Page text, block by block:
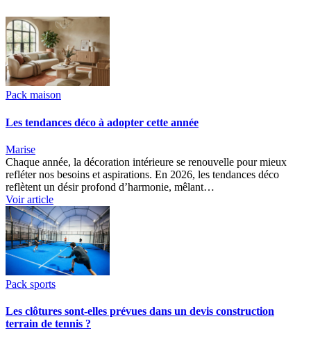
Pack maison
Les tendances déco à adopter cette année
Marise
Chaque année, la décoration intérieure se renouvelle pour mieux
refléter nos besoins et aspirations. En 2026, les tendances déco
reflètent un désir profond d’harmonie, mêlant…
Voir article
Pack sports
Les clôtures sont-elles prévues dans un devis construction
terrain de tennis ?